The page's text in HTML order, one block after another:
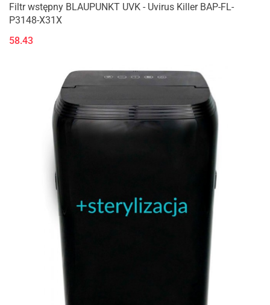
Filtr wstępny BLAUPUNKT UVK - Uvirus Killer BAP-FL-
P3148-X31X
58.43